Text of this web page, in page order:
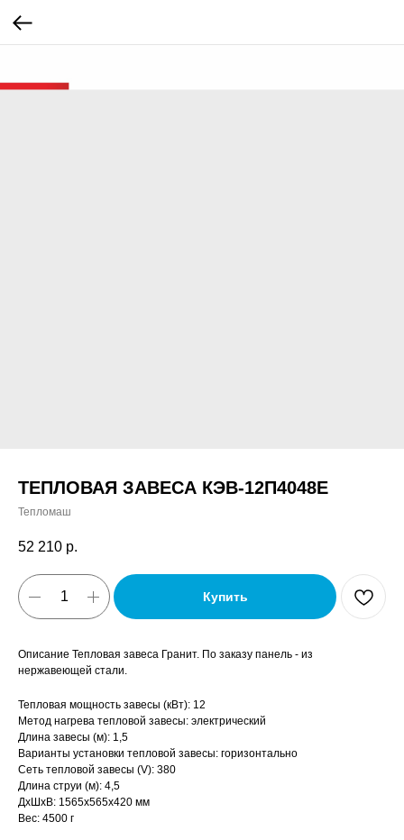
ТЕПЛОВАЯ ЗАВЕСА КЭВ-12П4048Е
Тепломаш
52 210 р.
Купить
Описание Тепловая завеса Гранит. По заказу панель - из
нержавеющей стали.
Тепловая мощность завесы (кВт): 12
Метод нагрева тепловой завесы: электрический
Длина завесы (м): 1,5
Варианты установки тепловой завесы: горизонтально
Сеть тепловой завесы (V): 380
Длина струи (м): 4,5
ДxШxВ: 1565x565x420 мм
Вес: 4500 г